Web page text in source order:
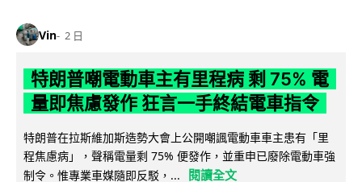
Vin 2 日
特朗普嘲電動車主有里程病 剩 75% 電
量即焦慮發作 狂言一手終結電車指令
特朗普在拉斯維加斯造勢大會上公開嘲諷電動車車主患有「里
程焦慮病」，聲稱電量剩 75% 便發作，並重申已廢除電動車強
制令。惟專業車媒隨即反駁，...
閱讀全文